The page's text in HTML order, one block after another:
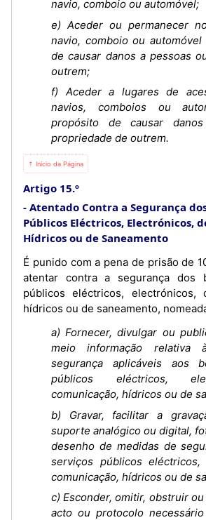
navio, comboio ou automóvel;
e) Aceder ou permanecer
navio, comboio ou
de causar danos a pessoas
outrem;
f) Aceder a lugares de
navios, comboios ou
propósito de causar
propriedade de outrem.
⇡ Início da Página
Artigo 15.º
Atentado Contra a Segurança
Públicos Eléctricos, Electrónicos,
Hídricos ou de Saneamento
É punido com a pena de prisão de
atentar contra a segurança dos
públicos eléctricos, electrónicos,
hídricos ou de saneamento,
a) Fornecer, divulgar ou
meio informação relativa
segurança aplicáveis aos
públicos eléctricos,
comunicação, hídricos ou de
b) Gravar, facilitar a
suporte analógico ou digital,
desenho de medidas de
serviços públicos eléctricos,
comunicação, hídricos ou de
c) Esconder, omitir, obstruir
acto ou protocolo